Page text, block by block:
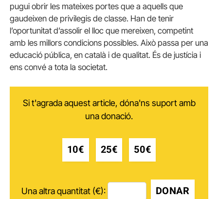
pugui obrir les mateixes portes que a aquells que
gaudeixen de privilegis de classe. Han de tenir
l’oportunitat d’assolir el lloc que mereixen, competint
amb les millors condicions possibles. Això passa per una
educació pública, en català i de qualitat. És de justícia i
ens convé a tota la societat.
Si t'agrada aquest article, dóna'ns suport amb
una donació.
10€ 25€ 50€
Una altra quantitat (€): DONAR